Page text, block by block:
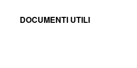
DOCUMENTI UTILI